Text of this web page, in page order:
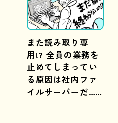
また読み取り専
用!? 全員の業務を
止めてしまってい
る原因は社内ファ
イルサーバーだ……